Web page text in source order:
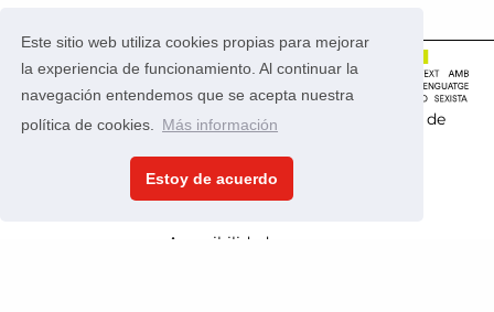
Este sitio web utiliza cookies propias para mejorar
la experiencia de funcionamiento. Al continuar la
navegación entendemos que se acepta nuestra
política de cookies.
Más información
Estoy de acuerdo
Este portal usa laaplicación CONSUL
software de
Política de privacidad
Accesibilidad